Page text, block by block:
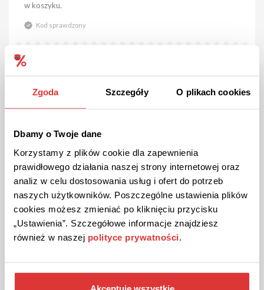
Zgoda Szczegóły O plikach cookies
Dbamy o Twoje dane
Korzystamy z plików cookie dla zapewnienia
prawidłowego działania naszej strony internetowej oraz
analiz w celu dostosowania usług i ofert do potrzeb
naszych użytkowników. Poszczególne ustawienia plików
cookies możesz zmieniać po kliknięciu przycisku
„Ustawienia”. Szczegółowe informacje znajdziesz
również w naszej polityce prywatności
w koszyku.
Kod sprawdzony
Kupon ważny do 31.08.2026 93
PREMIUM KOD
Kod rabatowy 10% na zakupy w Paolo Peruzzi!